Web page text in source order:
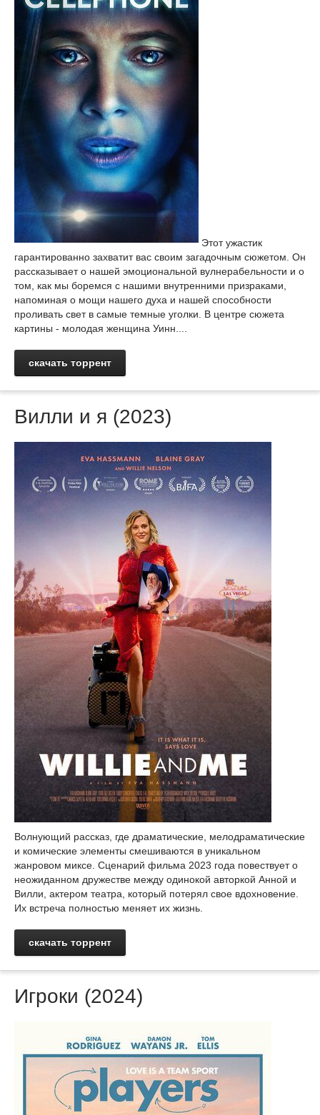
Этот ужастик
гарантированно захватит вас своим загадочным сюжетом. Он
рассказывает о нашей эмоциональной вулнерабельности и о
том, как мы боремся с нашими внутренними призраками,
напоминая о мощи нашего духа и нашей способности
проливать свет в самые темные уголки. В центре сюжета
картины - молодая женщина Уинн....
скачать торрент
Вилли и я (2023)
Волнующий рассказ, где драматические, мелодраматические
и комические элементы смешиваются в уникальном
жанровом миксе. Сценарий фильма 2023 года повествует о
неожиданном дружестве между одинокой авторкой Анной и
Вилли, актером театра, который потерял свое вдохновение.
Их встреча полностью меняет их жизнь.
скачать торрент
Игроки (2024)